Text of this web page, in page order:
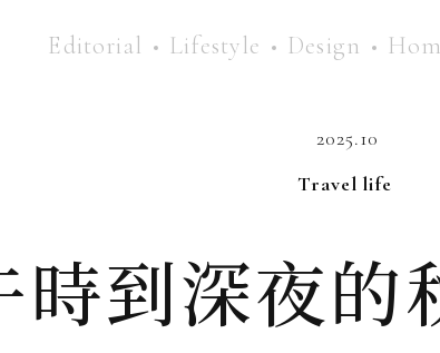
Editorial Lifestyle Design
2025.10
Travel life
時到深夜的